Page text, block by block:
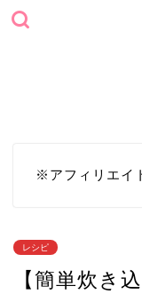
※アフィリエイ
レシピ
【簡単炊き